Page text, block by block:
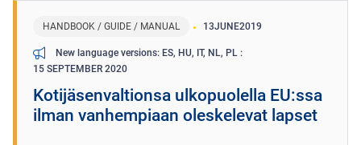
HANDBOOK / GUIDE / MANUAL 13JUNE2019
New language versions: ES, HU, IT, NL, PL
15 SEPTEMBER 2020
Kotijäsenvaltionsa ulkopuolella EU:ssa
ilman vanhempiaan oleskelevat lapset